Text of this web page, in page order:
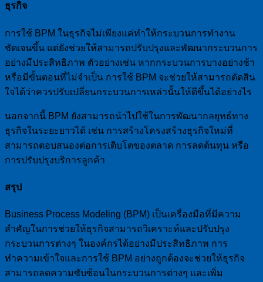
ธุรกิจ
การใช้ BPM ในธุรกิจไม่เพียงแค่ทำให้กระบวนการทำงาน
ชัดเจนขึ้น แต่ยังช่วยให้สามารถปรับปรุงและพัฒนากระบวนการ
อย่างมีประสิทธิภาพ ตัวอย่างเช่น หากกระบวนการบางอย่างช้า
หรือมีขั้นตอนที่ไม่จำเป็น การใช้ BPM จะช่วยให้สามารถตัดสิน
ใจได้ว่าควรปรับเปลี่ยนกระบวนการเหล่านั้นให้ดีขึ้นได้อย่างไร
นอกจากนี้ BPM ยังสามารถนำไปใช้ในการพัฒนากลยุทธ์ทาง
ธุรกิจในระยะยาวได้ เช่น การสร้างโครงสร้างธุรกิจใหม่ที่
สามารถตอบสนองต่อการเติบโตของตลาด การลดต้นทุน หรือ
การปรับปรุงบริการลูกค้า
สรุป
Business Process Modeling (BPM) เป็นเครื่องมือที่มีความ
สำคัญในการช่วยให้ธุรกิจสามารถวิเคราะห์และปรับปรุง
กระบวนการต่างๆ ในองค์กรได้อย่างมีประสิทธิภาพ การ
ทำความเข้าใจและการใช้ BPM อย่างถูกต้องจะช่วยให้ธุรกิจ
สามารถลดความซับซ้อนในกระบวนการต่างๆ และเพิ่ม